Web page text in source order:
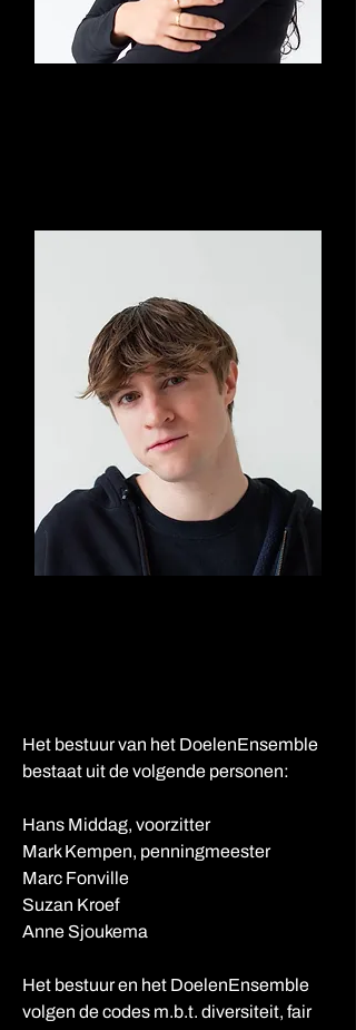
Het bestuur van het DoelenEnsemble
bestaat uit de volgende personen:
Hans Middag, voorzitter
Mark Kempen, penningmeester
Marc Fonville
Suzan Kroef
Anne Sjoukema
Het bestuur en het DoelenEnsemble
volgen de codes m.b.t. diversiteit, fair